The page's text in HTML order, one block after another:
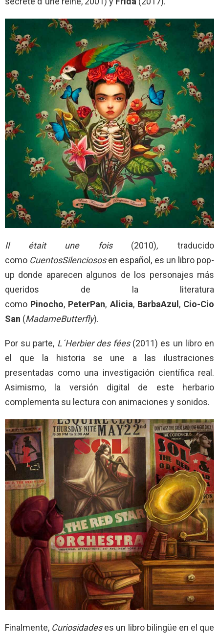
Il était une fois (2010),traducido
como CuentosSilenciososen español, es un libro pop-
up donde aparecen algunos de los personajes más
queridos de la literatura
como Pinocho, PeterPan, Alicia, BarbaAzul, Cio-Cio
San (MadameButterfly).
Por su parte, L´Herbier des fées(2011) es un libro en
el que la historia se une a las ilustraciones
presentadas como una investigación científica real.
Asimismo, la versión digital de este herbario
complementa su lectura con animaciones y sonidos.
Finalmente, Curiosidadeses un libro bilingüe en el que